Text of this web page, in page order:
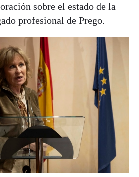
sobre el estado de la
profesional de Prego.